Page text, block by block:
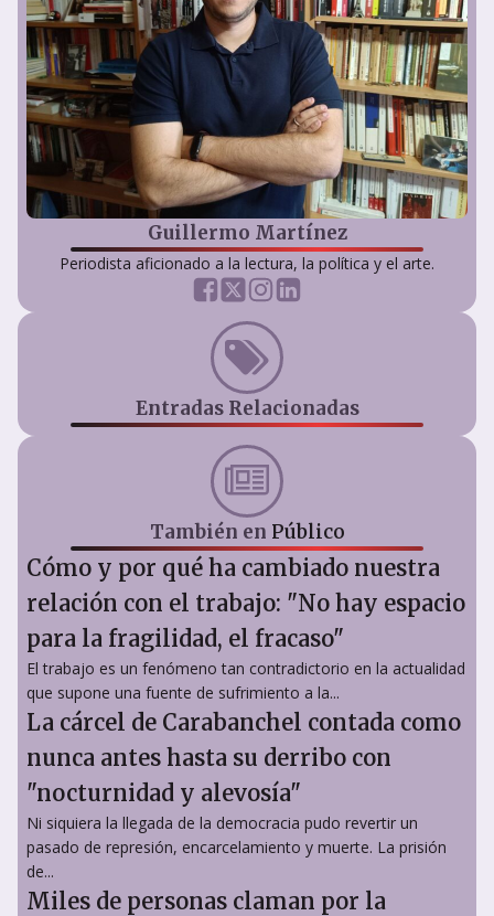
Guillermo Martínez
Periodista aficionado a la lectura, la política y el arte.
Entradas Relacionadas
También en Público
Cómo y por qué ha cambiado nuestra
relación con el trabajo: "No hay espacio
para la fragilidad, el fracaso"
El trabajo es un fenómeno tan contradictorio en la actualidad
que supone una fuente de sufrimiento a la...
La cárcel de Carabanchel contada como
nunca antes hasta su derribo con
"nocturnidad y alevosía"
Ni siquiera la llegada de la democracia pudo revertir un
pasado de represión, encarcelamiento y muerte. La prisión
de...
Miles de personas claman por la